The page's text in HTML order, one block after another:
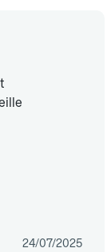
24/07/2025